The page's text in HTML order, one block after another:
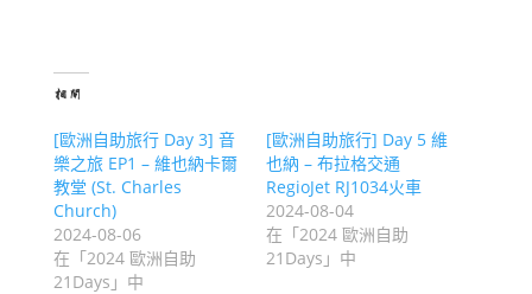
相關
[歐洲自助旅行 Day 3] 音
樂之旅 EP1 – 維也納卡爾
教堂 (St. Charles
Church)
2024-08-06
在「2024 歐洲自助
21Days」中
[歐洲自助旅行] Day 5 維
也納 – 布拉格交通
RegioJet RJ1034火車
2024-08-04
在「2024 歐洲自助
21Days」中